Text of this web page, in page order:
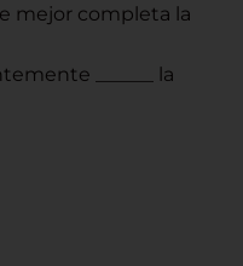
mejor completa la
______ la